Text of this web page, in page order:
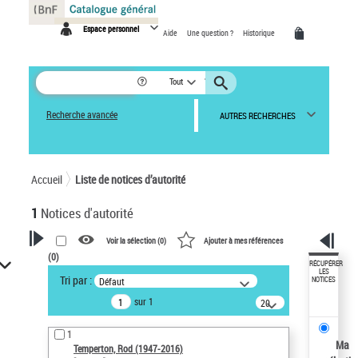
Espace personnel Aide Une question ? Historique
Tout
Recherche avancée AUTRES RECHERCHES
Accueil Liste de notices d’autorité
1 Notices d'autorité
VOTRE RECHERCHE
Recherche avancée dans les
notices d’autorité
Œuvres liées à l'auteur :
Temperton, Rod (1947-2016)
Voir la sélection (0) Ajouter à mes références
(0)
Tri par : Défaut
sur 1
20
résultats/page
1
Temperton, Rod (1947-2016)
RÉCUPÉRER
LES
NOTICES
Ma
Panneau de gestion des cookies